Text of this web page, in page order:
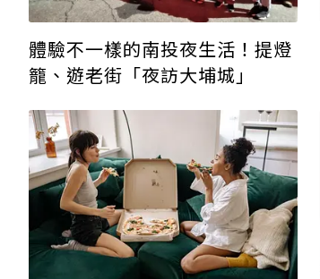
體驗不一樣的南投夜生活！提燈
籠、遊老街「夜訪大埔城」